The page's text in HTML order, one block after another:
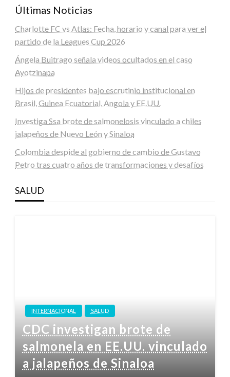
Últimas Noticias
Charlotte FC vs Atlas: Fecha, horario y canal para ver el
partido de la Leagues Cup 2026
Ángela Buitrago señala videos ocultados en el caso
Ayotzinapa
Hijos de presidentes bajo escrutinio institucional en
Brasil, Guinea Ecuatorial, Angola y EE.UU.
Investiga Ssa brote de salmonelosis vinculado a chiles
jalapeños de Nuevo León y Sinaloa
Colombia despide al gobierno de cambio de Gustavo
Petro tras cuatro años de transformaciones y desafíos
SALUD
INTERNACIONAL SALUD
CDC investigan brote de
salmonela en EE.UU. vinculado
a jalapeños de Sinaloa